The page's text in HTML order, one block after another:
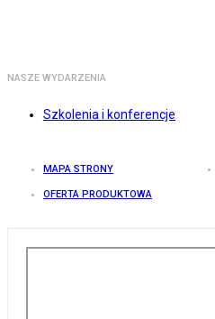
NASZE WYDARZENIA
Szkolenia i konferencje
MAPA STRONY
OFERTA PRODUKTOWA